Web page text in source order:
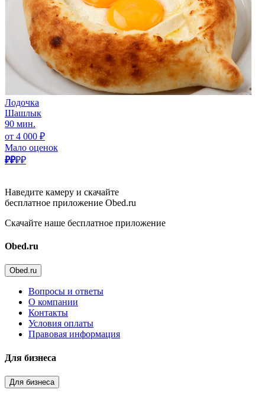
Лодочка
Шашлык
90 мин.
от 4 000 ₽
Мало оценок
₽₽₽₽
Наведите камеру и скачайте
бесплатное приложение Obed.ru
Скачайте наше бесплатное приложение
Obed.ru
Obed.ru
Вопросы и ответы
О компании
Контакты
Условия оплаты
Правовая информация
Для бизнеса
Для бизнеса